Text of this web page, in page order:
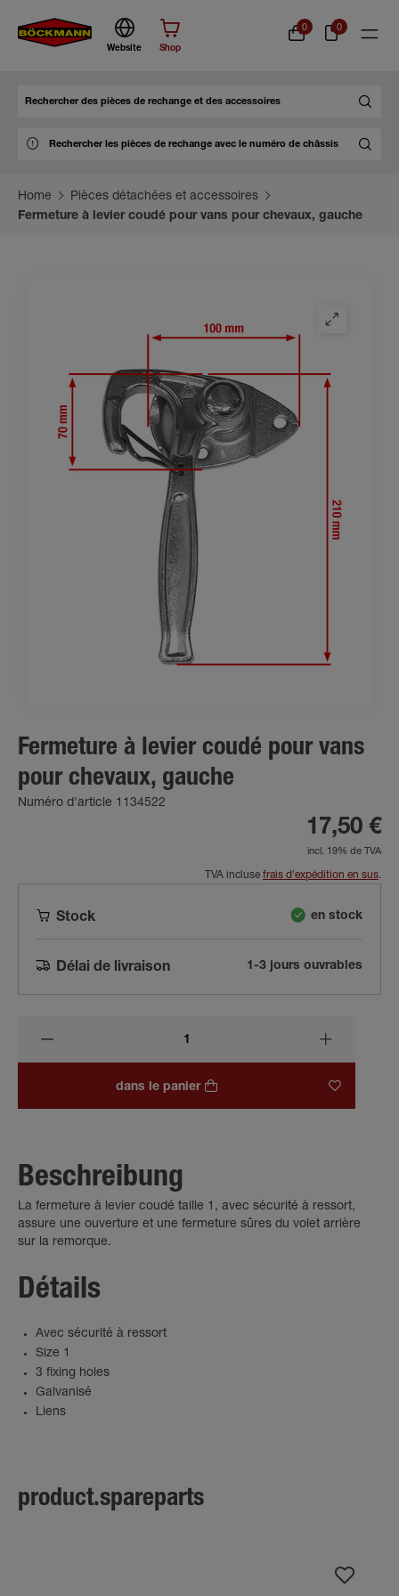
Website Shop
0 0
Home
Pièces détachées et accessoires
Fermeture à levier coudé pour vans pour chevaux, gauche
Fermeture à levier coudé pour vans
pour chevaux, gauche
Numéro d'article 1134522
17,50 €
incl. 19% de TVA
TVA incluse frais d'expédition en sus.
Stock en stock
Délai de livraison 1-3 jours ouvrables
dans le panier
Beschreibung
La fermeture à levier coudé taille 1, avec sécurité à ressort,
assure une ouverture et une fermeture sûres du volet arrière
sur la remorque.
Détails
Avec sécurité à ressort
Size 1
3 fixing holes
Galvanisé
Liens
product.spareparts